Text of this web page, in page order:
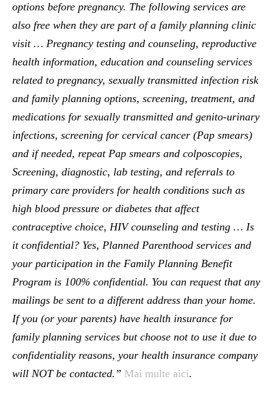
options before pregnancy. The following services are
also free when they are part of a family planning clinic
visit … Pregnancy testing and counseling, reproductive
health information, education and counseling services
related to pregnancy, sexually transmitted infection risk
and family planning options, screening, treatment, and
medications for sexually transmitted and genito-urinary
infections, screening for cervical cancer (Pap smears)
and if needed, repeat Pap smears and colposcopies,
Screening, diagnostic, lab testing, and referrals to
primary care providers for health conditions such as
high blood pressure or diabetes that affect
contraceptive choice, HIV counseling and testing … Is
it confidential? Yes, Planned Parenthood services and
your participation in the Family Planning Benefit
Program is 100% confidential. You can request that any
mailings be sent to a different address than your home.
If you (or your parents) have health insurance for
family planning services but choose not to use it due to
confidentiality reasons, your health insurance company
will NOT be contacted.” Mai multe aici.